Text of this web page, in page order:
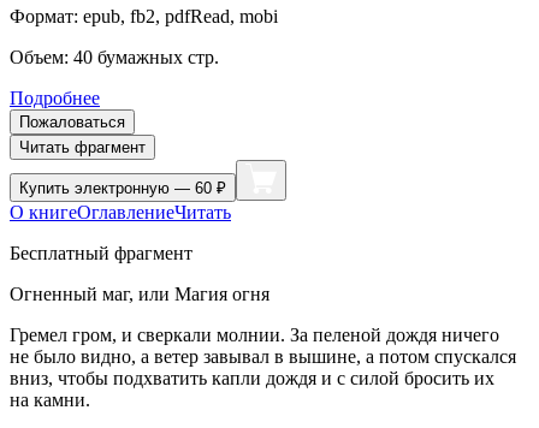
Формат: epub, fb2, pdfRead, mobi
Объем: 40 бумажных стр.
Подробнее
Пожаловаться
Читать фрагмент
Купить электронную — 60 ₽
О книгеОглавлениеЧитать
Бесплатный фрагмент
Огненный маг, или Магия огня
Гремел гром, и сверкали молнии. За пеленой дождя ничего
не было видно, а ветер завывал в вышине, а потом спускался
вниз, чтобы подхватить капли дождя и с силой бросить их
на камни.